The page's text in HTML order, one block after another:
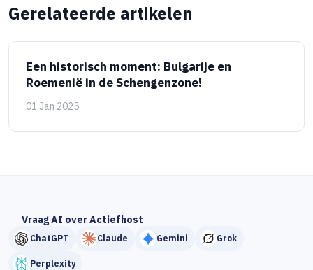
Gerelateerde artikelen
Een historisch moment: Bulgarije en
Roemenië in de Schengenzone!
01 Jan 2025
Vraag AI over Actiefhost
ChatGPT Claude Gemini Grok
Perplexity